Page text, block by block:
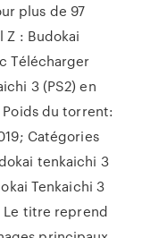
plus de 97
Z : Budokai
Télécharger
3 (PS2) en
du torrent:
Catégories
tenkaichi 3
Tenkaichi 3
Le titre reprend